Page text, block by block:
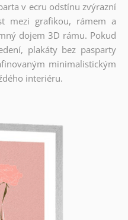
v ecru odstínu zvýrazní
mezi grafikou, rámem a
dojem 3D rámu. Pokud
plakáty bez pasparty
minimalistickým
interiéru.